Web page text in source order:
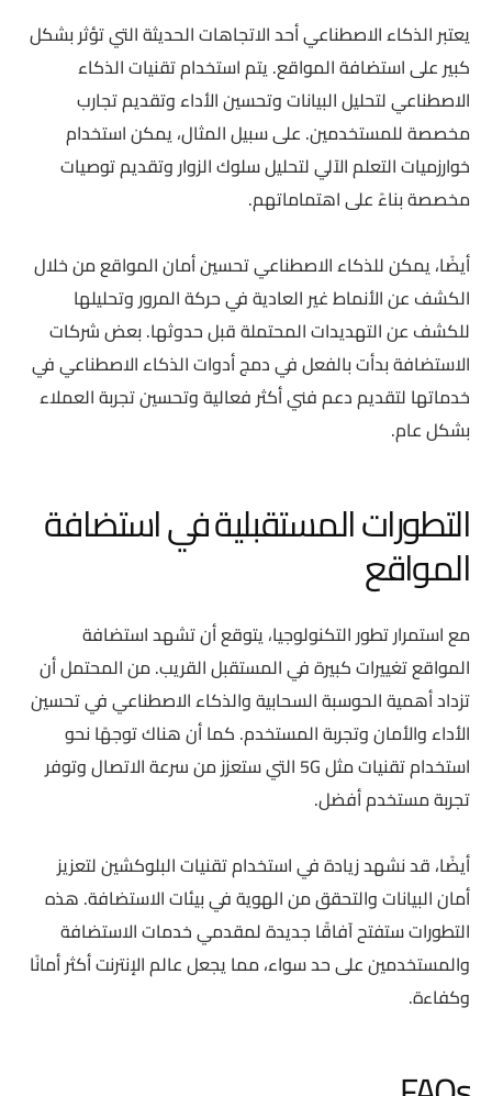
يعتبر الذكاء الاصطناعي أحد الاتجاهات الحديثة التي تؤثر بشكل
كبير على استضافة المواقع. يتم استخدام تقنيات الذكاء
الاصطناعي لتحليل البيانات وتحسين الأداء وتقديم تجارب
مخصصة للمستخدمين. على سبيل المثال، يمكن استخدام
خوارزميات التعلم الآلي لتحليل سلوك الزوار وتقديم توصيات
مخصصة بناءً على اهتماماتهم.
أيضًا، يمكن للذكاء الاصطناعي تحسين أمان المواقع من خلال
الكشف عن الأنماط غير العادية في حركة المرور وتحليلها
للكشف عن التهديدات المحتملة قبل حدوثها. بعض شركات
الاستضافة بدأت بالفعل في دمج أدوات الذكاء الاصطناعي في
خدماتها لتقديم دعم فني أكثر فعالية وتحسين تجربة العملاء
بشكل عام.
التطورات المستقبلية في استضافة
المواقع
مع استمرار تطور التكنولوجيا، يتوقع أن تشهد استضافة
المواقع تغييرات كبيرة في المستقبل القريب. من المحتمل أن
تزداد أهمية الحوسبة السحابية والذكاء الاصطناعي في تحسين
الأداء والأمان وتجربة المستخدم. كما أن هناك توجهًا نحو
استخدام تقنيات مثل 5G التي ستعزز من سرعة الاتصال وتوفر
تجربة مستخدم أفضل.
أيضًا، قد نشهد زيادة في استخدام تقنيات البلوكشين لتعزيز
أمان البيانات والتحقق من الهوية في بيئات الاستضافة. هذه
التطورات ستفتح آفاقًا جديدة لمقدمي خدمات الاستضافة
والمستخدمين على حد سواء، مما يجعل عالم الإنترنت أكثر أمانًا
وكفاءة.